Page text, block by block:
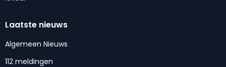
Laatste nieuws
Algemeen Nieuws
112 meldingen